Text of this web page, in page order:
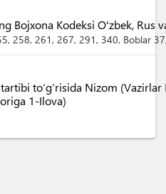
Bojxona Kodeksi O'zbek, Rus
, 258, 261 , 267, 291 , 340, Boblar 37
to‘g‘risida Nizom
1-Ilova)